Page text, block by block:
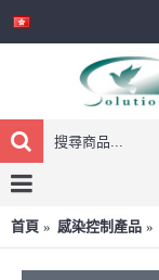
首頁 感染控制產品